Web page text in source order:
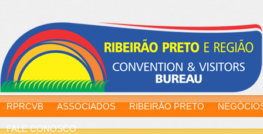
RPRCVB ASSOCIADOS RIBEIRÃO PRETO
FALE CONOSCO